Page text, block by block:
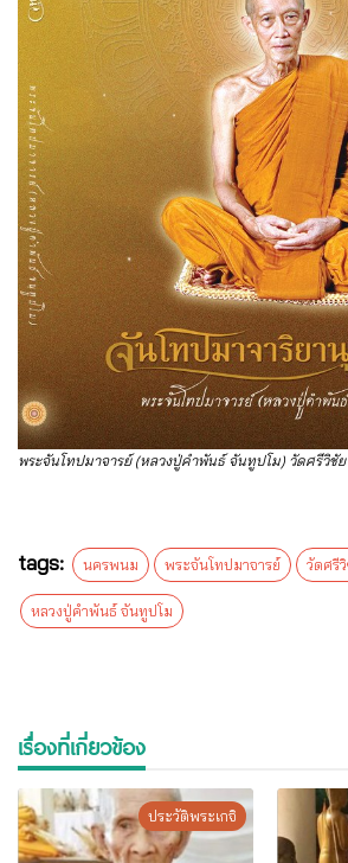
พระจันโทปมาจารย์ (หลวงปู่คำพันธ์ จันทูปโม) วัดศรีวิชั
tags: นครพนม พระจันโทปมาจารย์ วัดศรี
หลวงปู่คำพันธ์ จันทูปโม
เรื่องที่เกี่ยวข้อง
ประวัติพระเกจิ